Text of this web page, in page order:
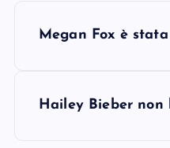
Megan Fox è
Hailey Bieber